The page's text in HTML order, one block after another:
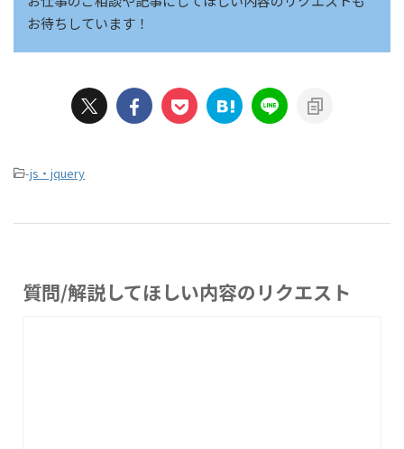
お待ちしています！
-js・jquery
質問/解説してほしい内容のリクエスト